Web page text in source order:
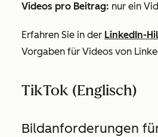
Videos pro Beitrag: nur ein
Erfahren Sie in der LinkedIn-
Vorgaben für Videos von
TikTok (Englisch)
Bildanforderungen